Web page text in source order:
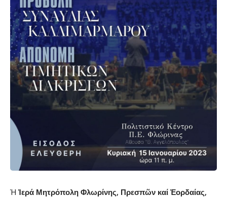
Ἡ Ἱερά Μητρόπολη Φλωρίνης, Πρεσπῶν καί Ἑορδαίας,